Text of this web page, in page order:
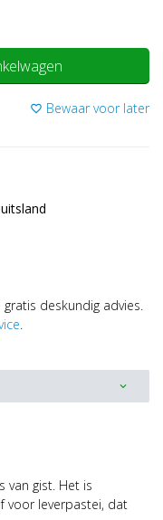
favorite_border Bewaar voor later
deskundig advies.
.
expand_more
van gist. Het is
voor leverpastei, dat